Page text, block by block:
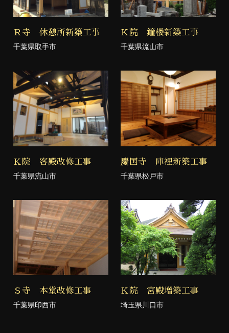
Ｒ寺 休憩所新築工事
千葉県取手市
Ｋ院 鐘楼新築工事
千葉県流山市
Ｋ院 客殿改修工事
千葉県流山市
慶国寺 庫裡新築工事
千葉県松戸市
Ｓ寺 本堂改修工事
千葉県印西市
Ｋ院 宮殿増築工事
埼玉県川口市